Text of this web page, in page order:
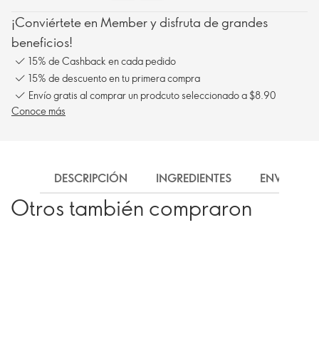
¡Conviértete en Member y disfruta de grandes
beneficios!
15% de Cashback en cada pedido
15% de descuento en tu primera compra
Envío gratis al comprar un prodcuto seleccionado a $8.90
Conoce más
DESCRIPCIÓN INGREDIENTES ENVÍO
Otros también compraron